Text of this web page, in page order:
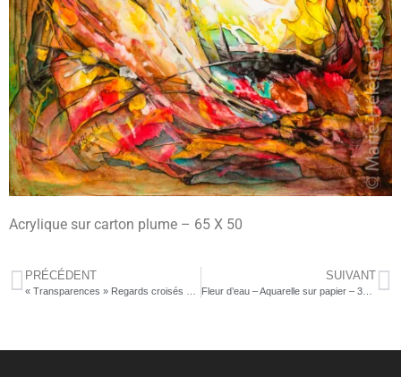
Acrylique sur carton plume – 65 X 50
PRÉCÉDENT SUIVANT
Fleur d’eau – Aquarelle sur papier – 36 X 27 – non dispo